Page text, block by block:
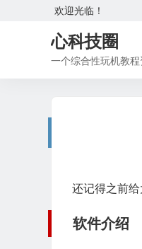
欢迎光临！
心科技圈
一个综合性玩机教程
还记得之前
软件介绍